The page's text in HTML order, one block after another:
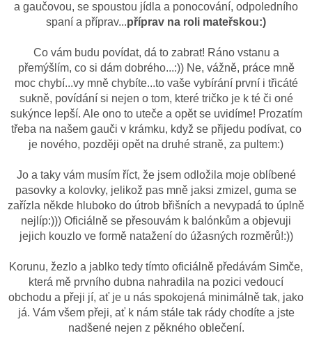
a gaučovou, se spoustou jídla a ponocování, odpoledního
spaní a příprav...příprav na roli mateřskou:)
Co vám budu povídat, dá to zabrat! Ráno vstanu a
přemýšlím, co si dám dobrého...:)) Ne, vážně, práce mně
moc chybí...vy mně chybíte...to vaše vybírání první i třicáté
sukně, povídání si nejen o tom, které tričko je k té či oné
sukýnce lepší. Ale ono to uteče a opět se uvidíme! Prozatím
třeba na našem gauči v krámku, když se přijedu podívat, co
je nového, později opět na druhé straně, za pultem:)
Jo a taky vám musím říct, že jsem odložila moje oblíbené
pasovky a kolovky, jelikož pas mně jaksi zmizel, guma se
zařízla někde hluboko do útrob břišních a nevypadá to úplně
nejlíp:))) Oficiálně se přesouvám k balónkům a objevuji
jejich kouzlo ve formě natažení do úžasných rozměrů!:))
Korunu, žezlo a jablko tedy tímto oficiálně předávám Simče,
která mě prvního dubna nahradila na pozici vedoucí
obchodu a přeji jí, ať je u nás spokojená minimálně tak, jako
já. Vám všem přeji, ať k nám stále tak rády chodíte a jste
nadšené nejen z pěkného oblečení.